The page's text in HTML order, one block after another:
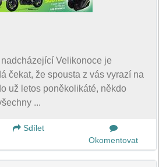
Velikonoce je
čekat, že spousta z vás vyrazí na
už letos poněkolikáté, někdo
...
Sdílet
Okomentovat